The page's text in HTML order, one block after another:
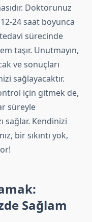
Doktorunuz
24 saat boyunca
sürecinde
taşır. Unutmayın,
ve sonuçları
sağlayacaktır.
için gitmek de,
süreyle
sağlar. Kendinizi
bir sıkıntı yok,
Sağlam